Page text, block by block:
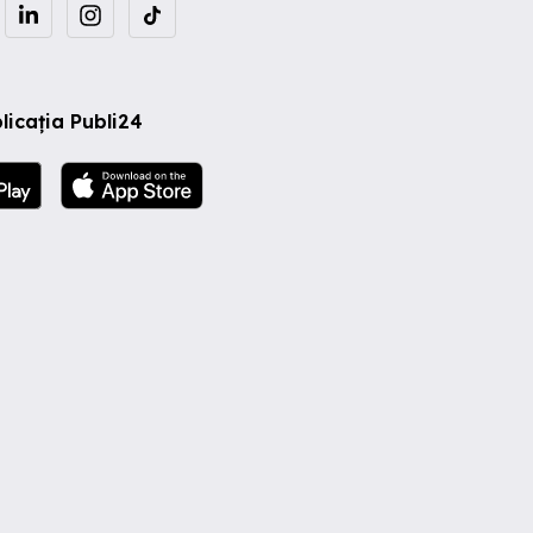
Publi24